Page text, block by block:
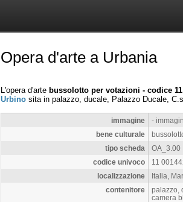
Opera d'arte a Urbania
L'opera d'arte bussolotto per votazioni - codice 11
Urbino sita in palazzo, ducale, Palazzo Ducale,
immagine
-
bene culturale
tipo scheda
OA_3.00
codice univoco
11
localizzazione
Italia,
contenitore
palazzo,
camera